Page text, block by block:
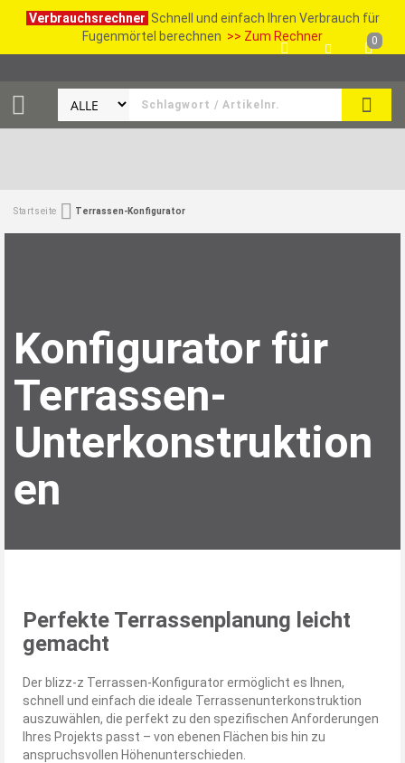
Verbrauchsrechner Schnell und einfach Ihren Verbrauch für
Fugenmörtel berechnen >> Zum Rechner
SUCHE
0
Startseite Terrassen-Konfigurator
Konfigurator für
Terrassen-
Unterkonstruktion
en
Perfekte Terrassenplanung leicht
gemacht
Der blizz-z Terrassen-Konfigurator ermöglicht es Ihnen,
schnell und einfach die ideale Terrassenunterkonstruktion
auszuwählen, die perfekt zu den spezifischen Anforderungen
Ihres Projekts passt – von ebenen Flächen bis hin zu
anspruchsvollen Höhenunterschieden.